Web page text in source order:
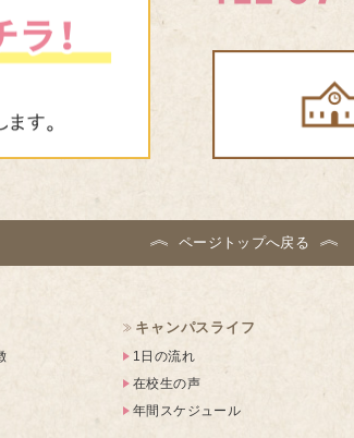
ページトップへ戻る
キャンパスライフ
1日の流れ
在校生の声
年間スケジュール